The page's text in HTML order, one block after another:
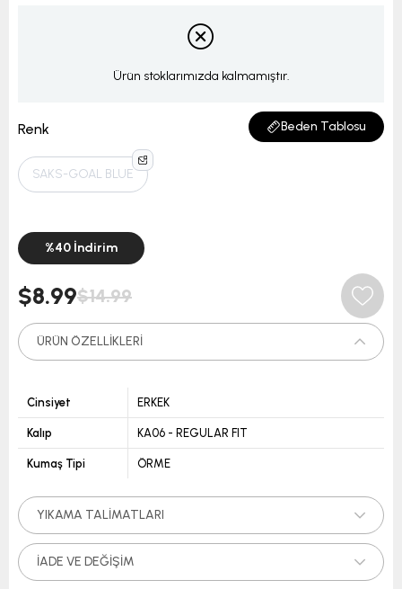
Ürün stoklarımızda kalmamıştır.
Renk Beden Tablosu
SAKS-GOAL BLUE
%40 İndirim
$14.99
$8.99
ÜRÜN ÖZELLIKLERI
Cinsiyet ERKEK
Kalıp KA06 - REGULAR FIT
Kumaş Tipi ÖRME
YIKAMA TALIMATLARI
İADE VE DEĞIŞIM